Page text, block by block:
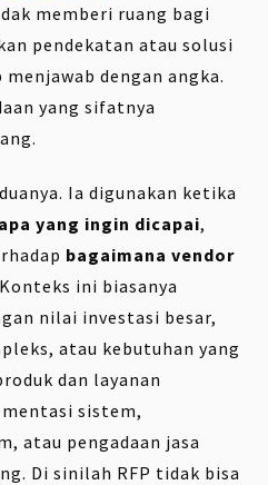
memberi ruang bagi
pendekatan atau solusi
dengan angka.
yang sifatnya
Ia digunakan ketika
apa yang ingin dicapai,
bagaimana vendor
ini biasanya
nilai investasi besar,
atau kebutuhan yang
dan layanan
sistem,
atau pengadaan jasa
Di sinilah RFP tidak bisa